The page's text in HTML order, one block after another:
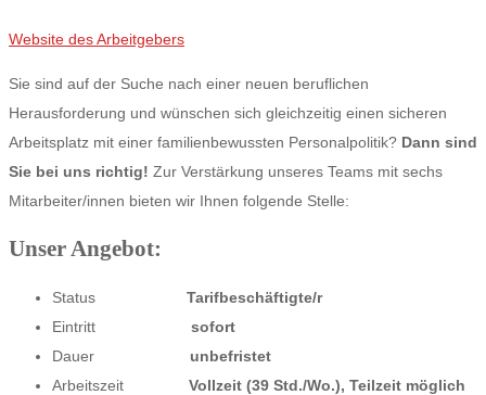
Website des Arbeitgebers
Sie sind auf der Suche nach einer neuen beruflichen
Herausforderung und wünschen sich gleichzeitig einen sicheren
Arbeitsplatz mit einer familienbewussten Personalpolitik? Dann sind
Sie bei uns richtig! Zur Verstärkung unseres Teams mit sechs
Mitarbeiter/innen bieten wir Ihnen folgende Stelle:
Unser Angebot:
Status Tarifbeschäftigte/r
Eintritt sofort
Dauer unbefristet
Arbeitszeit Vollzeit (39 Std./Wo.), Teilzeit möglich